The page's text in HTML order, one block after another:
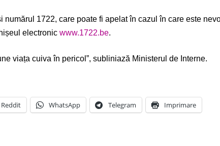
numărul 1722, care poate fi apelat în cazul în care este
electronic www.1722.be.
viața cuiva în pericol”, subliniază Ministerul de Interne.
Reddit WhatsApp Telegram Imprimare